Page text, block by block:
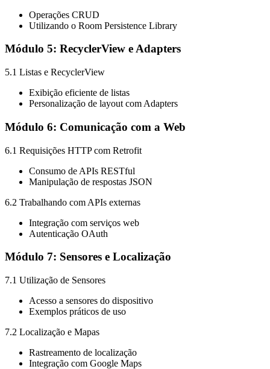
Operações CRUD
Utilizando o Room Persistence Library
Módulo 5: RecyclerView e Adapters
5.1 Listas e RecyclerView
Exibição eficiente de listas
Personalização de layout com Adapters
Módulo 6: Comunicação com a Web
6.1 Requisições HTTP com Retrofit
Consumo de APIs RESTful
Manipulação de respostas JSON
6.2 Trabalhando com APIs externas
Integração com serviços web
Autenticação OAuth
Módulo 7: Sensores e Localização
7.1 Utilização de Sensores
Acesso a sensores do dispositivo
Exemplos práticos de uso
7.2 Localização e Mapas
Rastreamento de localização
Integração com Google Maps